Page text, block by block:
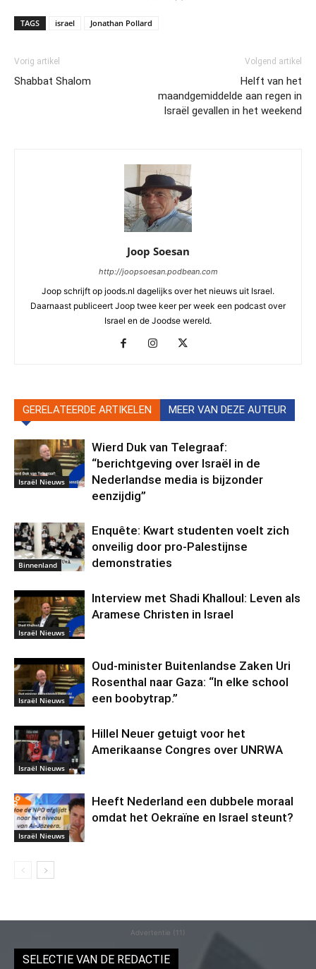
TAGS israel Jonathan Pollard
Vorig artikel
Shabbat Shalom
Volgend artikel
Helft van het
maandgemiddelde aan regen in
Israël gevallen in het weekend
Joop Soesan
http://joopsoesan.podbean.com
Joop schrijft op joods.nl dagelijks over het nieuws uit Israel.
Daarnaast publiceert Joop twee keer per week een podcast over
Israel en de Joodse wereld.
GERELATEERDE ARTIKELEN MEER VAN DEZE AUTEUR
Israël Nieuws
Wierd Duk van Telegraaf:
“berichtgeving over Israël in de
Nederlandse media is bijzonder
eenzijdig”
Binnenland
Enquête: Kwart studenten voelt zich
onveilig door pro-Palestijnse
demonstraties
Israël Nieuws
Interview met Shadi Khalloul: Leven als
Aramese Christen in Israel
Israël Nieuws
Oud-minister Buitenlandse Zaken Uri
Rosenthal naar Gaza: “In elke school
een boobytrap.”
Israël Nieuws
Hillel Neuer getuigt voor het
Amerikaanse Congres over UNRWA
Israël Nieuws
Heeft Nederland een dubbele moraal
omdat het Oekraïne en Israel steunt?
Advertentie (11)
SELECTIE VAN DE REDACTIE